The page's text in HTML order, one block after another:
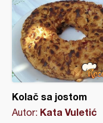
Kolač sa jostom
Autor: Kata Vuletić